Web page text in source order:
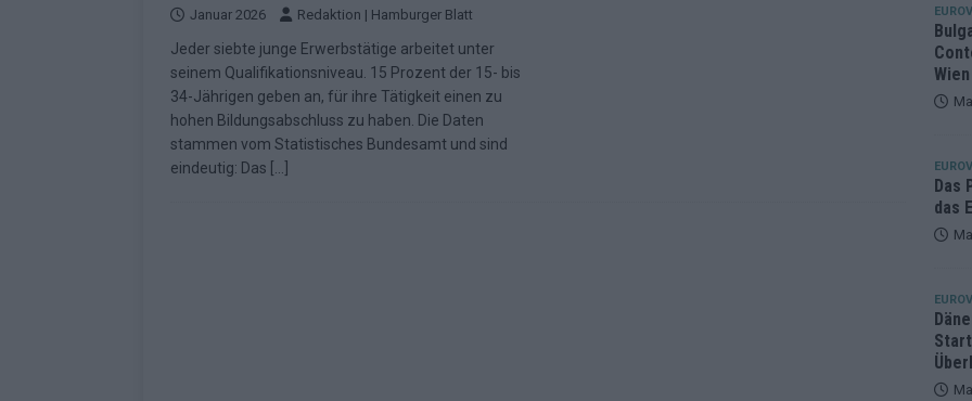
EXTRA
[ Juni 2026 ] Europa-Park 2026: 18 Themenbereiche, Sallys Café, Westernbrauerei und Snorri im
Kino EXTRA
[ Mai 2026 ] ESC 2026: Ein Sieger, der klar überzeugt – und eine Debatte, die nicht aufhört
Januar 2026 Redaktion | Hamburger Blatt
Jeder siebte junge Erwerbstätige arbeitet unter
seinem Qualifikationsniveau. 15 Prozent der 15- bis
34-Jährigen geben an, für ihre Tätigkeit einen zu
hohen Bildungsabschluss zu haben. Die Daten
stammen vom Statistisches Bundesamt und sind
eindeutig: Das
Wien
Das
das